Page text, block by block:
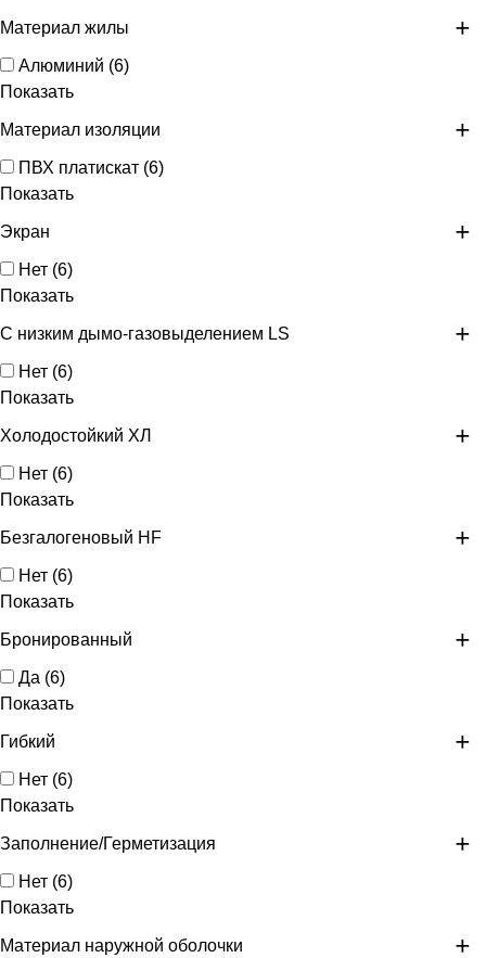
Материал жилы
Алюминий (6)
Показать
Материал изоляции
ПВХ платискат (6)
Показать
Экран
Нет (6)
Показать
С низким дымо-газовыделением LS
Нет (6)
Показать
Холодостойкий ХЛ
Нет (6)
Показать
Безгалогеновый HF
Нет (6)
Показать
Бронированный
Да (6)
Показать
Гибкий
Нет (6)
Показать
Заполнение/Герметизация
Нет (6)
Показать
Материал наружной оболочки